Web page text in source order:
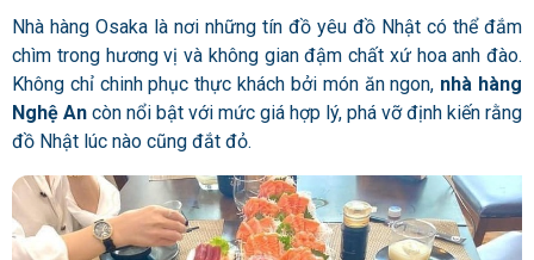
Nhà hàng Osaka là nơi những tín đồ yêu đồ Nhật có thể đắm
chìm trong hương vị và không gian đậm chất xứ hoa anh đào.
Không chỉ chinh phục thực khách bởi món ăn ngon, nhà hàng
Nghệ An còn nổi bật với mức giá hợp lý, phá vỡ định kiến rằng
đồ Nhật lúc nào cũng đắt đỏ.